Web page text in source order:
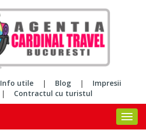
Info utile | Blog |
Impresii
| Contractul cu turistul